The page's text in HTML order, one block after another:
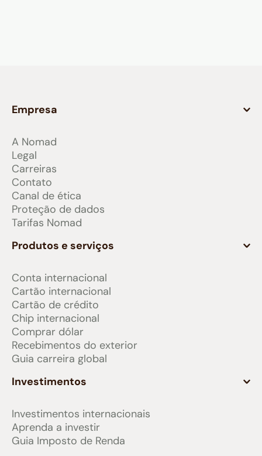
Empresa
A Nomad
Legal
Carreiras
Contato
Canal de ética
Proteção de dados
Tarifas Nomad
Produtos e serviços
Conta internacional
Cartão internacional
Cartão de crédito
Chip internacional
Comprar dólar
Recebimentos do exterior
Guia carreira global
Investimentos
Investimentos internacionais
Aprenda a investir
Guia Imposto de Renda